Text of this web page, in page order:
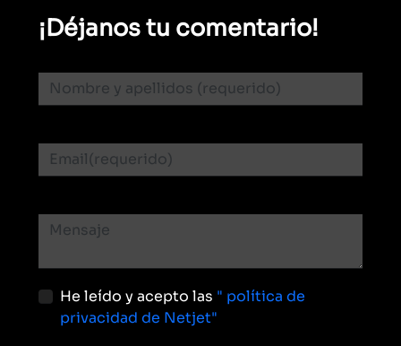
¡Déjanos tu comentario!
He leído y acepto las " política de
privacidad de Netjet"